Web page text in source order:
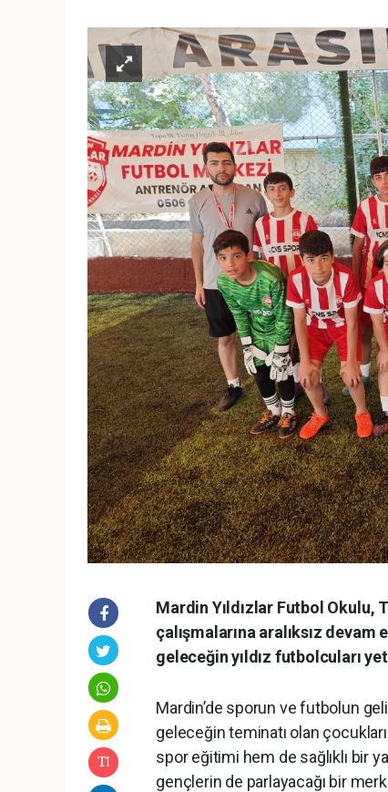
Mardin Yıldızlar Futbol Okulu,
çalışmalarına aralıksız
geleceğin yıldız futbolcuları
Mardin’de sporun ve futbolun
geleceğin teminatı olan
spor eğitimi hem de sağlıklı bir
gençlerin de parlayacağı bir